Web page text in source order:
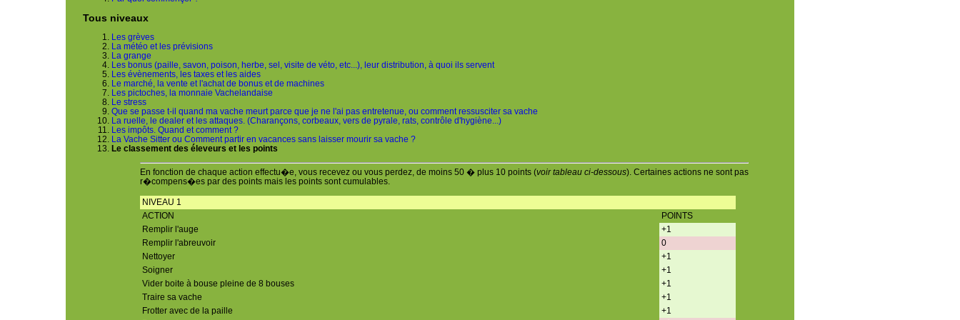
Tous niveaux
Les grèves
La météo et les prévisions
La grange
Les bonus (paille, savon, poison, herbe, sel, visite de véto, etc...), leur distribution, à quoi ils servent
Les évènements, les taxes et les aides
Le marché, la vente et l'achat de bonus et de machines
Les pictoches, la monnaie Vachelandaise
Le stress
Que se passe t-il quand ma vache meurt parce que je ne l'ai pas entretenue, ou comment ressusciter sa vache
La ruelle, le dealer et les attaques. (Charançons, corbeaux, vers de pyrale, rats, contrôle d'hygiène...)
Les impôts. Quand et comment ?
La Vache Sitter ou Comment partir en vacances sans laisser mourir sa vache ?
Le classement des éleveurs et les points
En fonction de chaque action effectu�e, vous recevez ou vous perdez, de moins 50 � plus 10 points (voir tableau ci-dessous). Certaines actions ne sont pas
r�compens�es par des points mais les points sont cumulables.
NIVEAU 1
ACTION
POINTS
Remplir l'auge
+1
Remplir l'abreuvoir
0
Nettoyer
+1
Soigner
+1
Vider boite à bouse pleine de 8 bouses
+1
Traire sa vache
+1
Frotter avec de la paille
+1